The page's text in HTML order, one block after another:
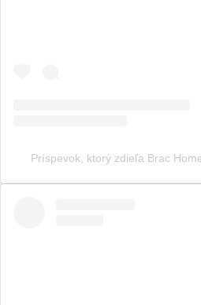
Príspevok, ktorý zdieľa Brac